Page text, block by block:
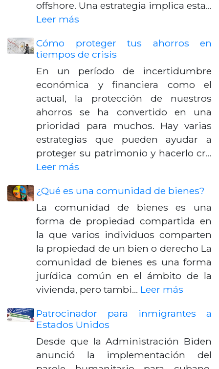
offshore. Una estrategia implica esta…
Leer más
Cómo proteger tus ahorros en
tiempos de crisis
En un período de incertidumbre
económica y financiera como el
actual, la protección de nuestros
ahorros se ha convertido en una
prioridad para muchos. Hay varias
estrategias que pueden ayudar a
proteger su patrimonio y hacerlo cr…
Leer más
¿Qué es una comunidad de bienes?
La comunidad de bienes es una
forma de propiedad compartida en
la que varios individuos comparten
la propiedad de un bien o derecho La
comunidad de bienes es una forma
jurídica común en el ámbito de la
vivienda, pero tambi… Leer más
Patrocinador para inmigrantes a
Estados Unidos
Desde que la Administración Biden
anunció la implementación del